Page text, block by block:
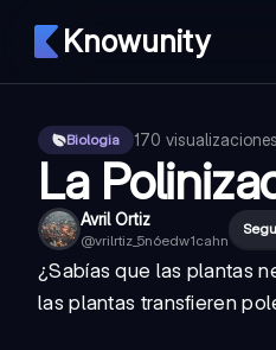
Knowunity
Biologia 170 visualizaciones
La
Avril Ortiz
@vrilrtiz_5n6edw1cahn
¿Sabías que las plantas
las plantas transfieren